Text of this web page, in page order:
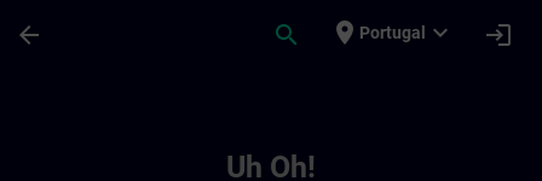
arrow_back search place Portugal expand_more login
Uh Oh!